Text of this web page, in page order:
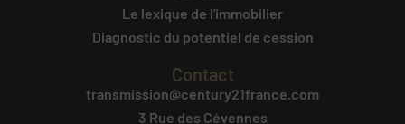
Le lexique de l'immobilier
Diagnostic du potentiel de cession
Contact
transmission@century21france.com
3 Rue des Cévennes